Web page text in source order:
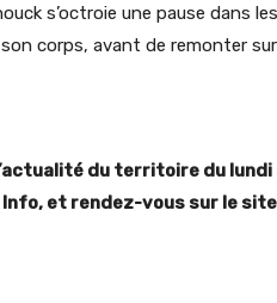
s’octroie une pause dans
corps, avant de remonter
du territoire du lundi
Info, et rendez-vous sur le site